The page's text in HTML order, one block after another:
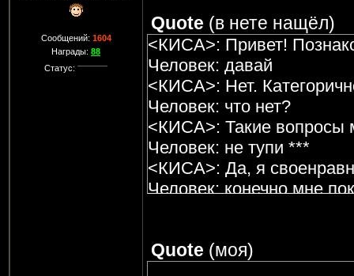
Сообщений: 1604
Награды: 88
Статус:
Quote (в нете нащёл)
<КИСА>: Привет!
Человек: давай
<КИСА>: Нет.
Человек: что нет?
<КИСА>: Такие вопросы
Человек: не тупи ***
<КИСА>: Да, я
Человек: конечно мне
<КИСА>: Первая часть
Quote (моя)